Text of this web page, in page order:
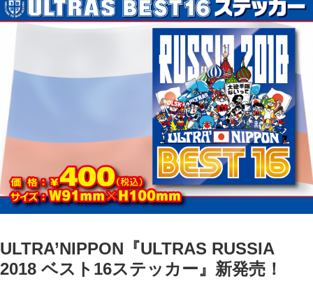
ULTRA’NIPPON『ULTRAS RUSSIA
2018 ベスト16ステッカー』新発売！